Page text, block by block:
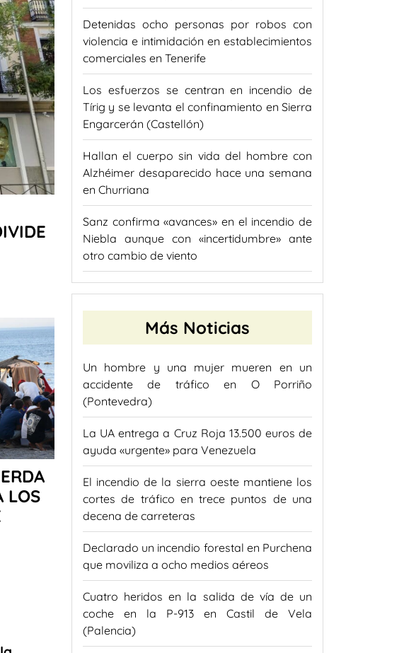
LOS
Detenidas ocho personas por robos con
violencia e intimidación en establecimientos
comerciales en Tenerife
Los esfuerzos se centran en incendio de
Tírig y se levanta el confinamiento en Sierra
Engarcerán (Castellón)
Hallan el cuerpo sin vida del hombre con
Alzhéimer desaparecido hace una semana
en Churriana
Sanz confirma «avances» en el incendio de
Niebla aunque con «incertidumbre» ante
otro cambio de viento
Más Noticias
Un hombre y una mujer mueren en un
accidente de tráfico en O Porriño
(Pontevedra)
La UA entrega a Cruz Roja 13.500 euros de
ayuda «urgente» para Venezuela
El incendio de la sierra oeste mantiene los
cortes de tráfico en trece puntos de una
decena de carreteras
Declarado un incendio forestal en Purchena
que moviliza a ocho medios aéreos
Cuatro heridos en la salida de vía de un
coche en la P-913 en Castil de Vela
(Palencia)